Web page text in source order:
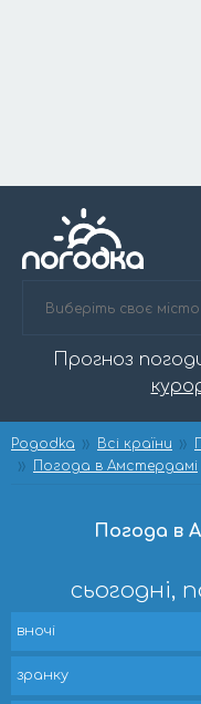
Прогноз
Pogodka Всі країни
Погода в Амстердамі
Погода в
сьогодні,
вночі
зранку